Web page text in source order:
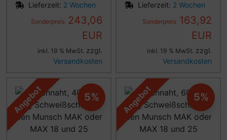
Lieferzeit: 2 Wochen
Sonderpreis 243,06
EUR
inkl. 19 % MwSt. zzgl.
Versandkosten
Lieferzeit: 2 Wochen
Sonderpreis 163,92
EUR
inkl. 19 % MwSt. zzgl.
Versandkosten
Angebot 5% Angebot 5%